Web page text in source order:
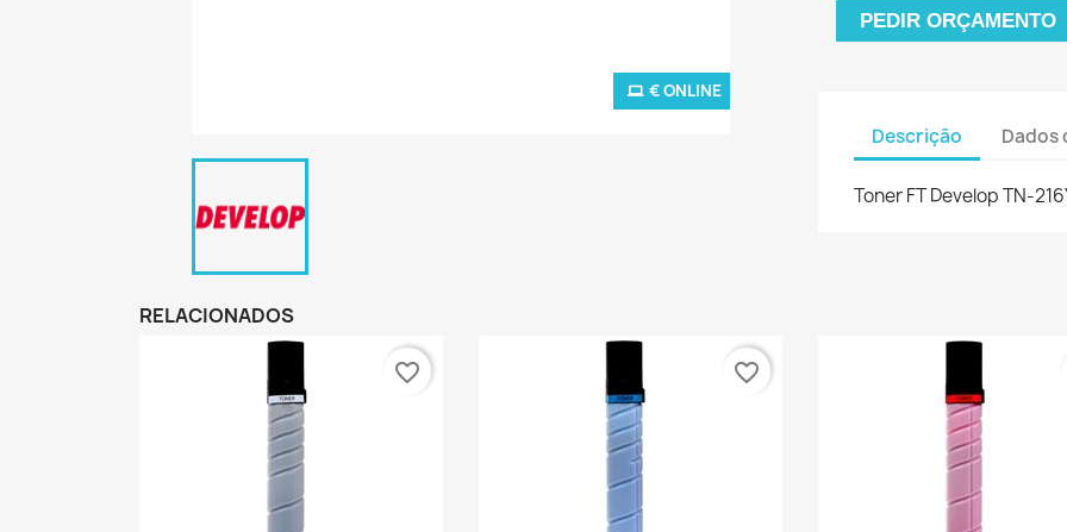
€ ONLINE
PEDIR ORÇAMENTO
Descrição Dados
Toner FT Develop TN-
RELACIONADOS
favorite_border favorite_border